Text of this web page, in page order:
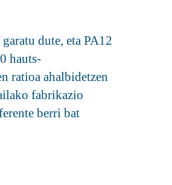
dute, eta PA12
hauts-
ratioa ahalbidetzen
fabrikazio
berri bat